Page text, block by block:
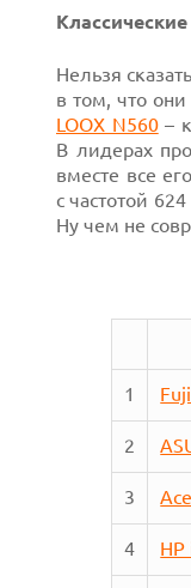
Нельзя
в том, что
LOOX N560–
В лидерах
вместе все
с частотой
Ну чем не
1
2
3
4 HP